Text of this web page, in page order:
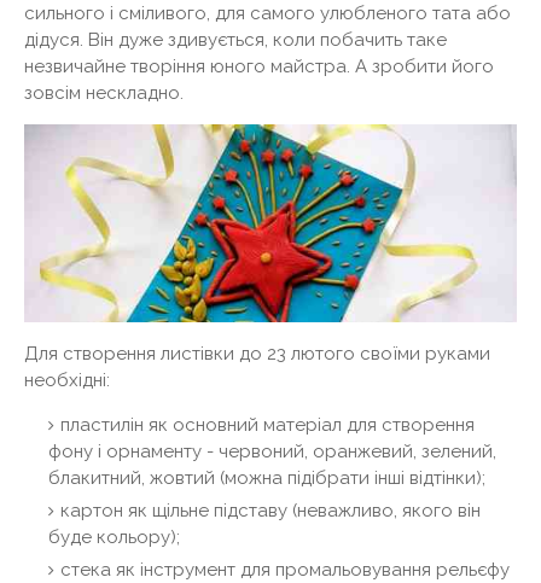
сильного і сміливого, для самого улюбленого тата або
дідуся. Він дуже здивується, коли побачить таке
незвичайне творіння юного майстра. А зробити його
зовсім нескладно.
Для створення листівки до 23 лютого своїми руками
необхідні:
пластилін як основний матеріал для створення
фону і орнаменту - червоний, оранжевий, зелений,
блакитний, жовтий (можна підібрати інші відтінки);
картон як щільне підставу (неважливо, якого він
буде кольору);
стека як інструмент для промальовування рельєфу